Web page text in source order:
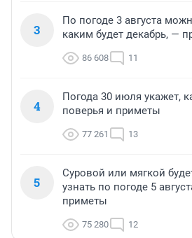
3
По погоде 3 августа
каким будет декабрь, —
86 608 11
4
Погода 30 июля укажет,
поверья и приметы
77 261 13
5
Суровой или мягкой
узнать по погоде 5
приметы
75 280 12